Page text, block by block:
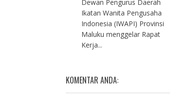
Dewan Pengurus Daerah
Ikatan Wanita Pengusaha
Indonesia (IWAPI) Provinsi
Maluku menggelar Rapat
Kerja...
KOMENTAR ANDA: